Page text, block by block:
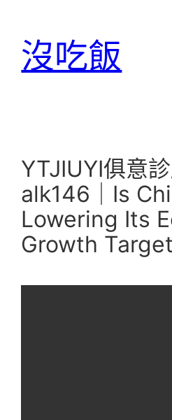
沒吃飯
YTJIUYI俱意
alk146｜Is
Lowering Its
Growth